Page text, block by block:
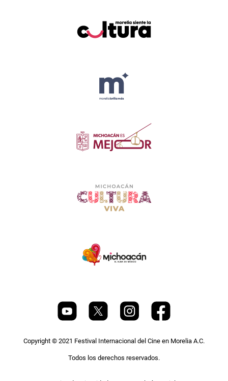
Copyright © 2021 Festival Internacional del Cine en Morelia A.C.
Todos los derechos reservados.